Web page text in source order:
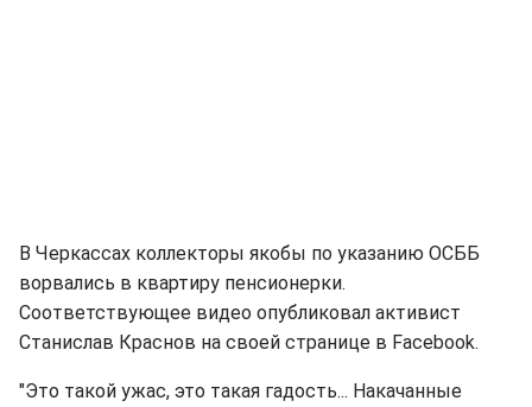
В Черкассах коллекторы якобы по указанию ОСББ
ворвались в квартиру пенсионерки.
Соответствующее видео опубликовал активист
Станислав Краснов на своей странице в Facebook.
"Это такой ужас, это такая гадость... Накачанные